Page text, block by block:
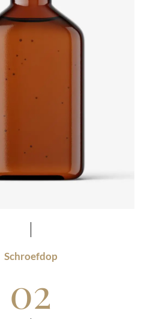
Schroefdop
02